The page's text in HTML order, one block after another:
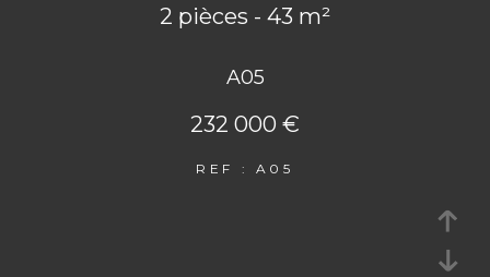
2 pièces - 43 m²
A05
232 000 €
REF : A05